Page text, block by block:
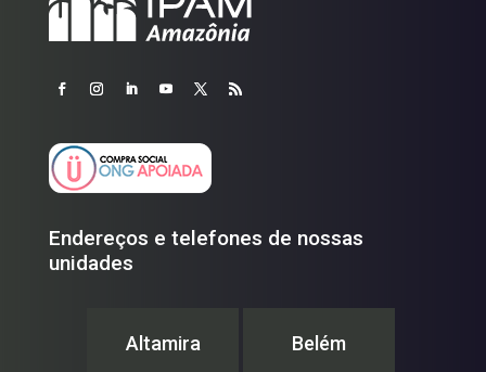
Endereços e telefones de nossas
unidades
Altamira Belém